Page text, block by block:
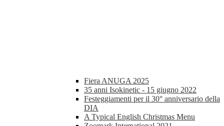
Fiera ANUGA 2025
35 anni Isokinetic - 15 giugno 2022
Festeggiamenti per il 30° anniversario della
DIA
A Typical English Christmas Menu